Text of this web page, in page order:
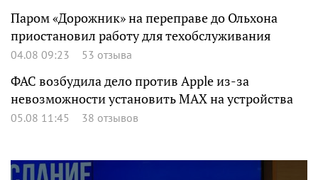
Паром «Дорожник» на переправе до Ольхона
приостановил работу для техобслуживания
04.08 09:23 53 отзыва
ФАС возбудила дело против Apple из-за
невозможности установить MAX на устройства
05.08 11:45 38 отзывов